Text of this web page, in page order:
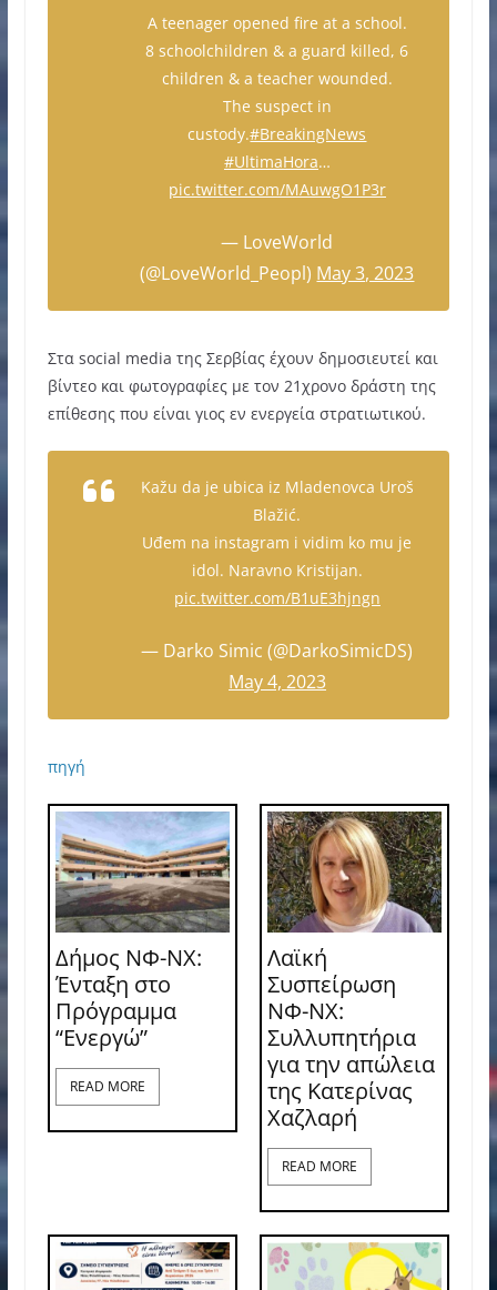
A teenager opened fire at a school.
8 schoolchildren & a guard killed, 6
children & a teacher wounded.
The suspect in
custody.#BreakingNews
#UltimaHora…
pic.twitter.com/MAuwgO1P3r
— LoveWorld
(@LoveWorld_Peopl) May 3, 2023
Στα social media της Σερβίας έχουν δημοσιευτεί και
βίντεο και φωτογραφίες με τον 21χρονο δράστη της
επίθεσης που είναι γιος εν ενεργεία στρατιωτικού.
Kažu da je ubica iz Mladenovca Uroš
Blažić.
Uđem na instagram i vidim ko mu je
idol. Naravno Kristijan.
pic.twitter.com/B1uE3hjngn
— Darko Simic (@DarkoSimicDS)
May 4, 2023
πηγή
Δήμος ΝΦ-ΝΧ:
Ένταξη στο
Πρόγραμμα
“Ενεργώ”
READ MORE
Λαϊκή
Συσπείρωση
ΝΦ-ΝΧ:
Συλλυπητήρια
για την απώλεια
της Κατερίνας
Χαζλαρή
READ MORE